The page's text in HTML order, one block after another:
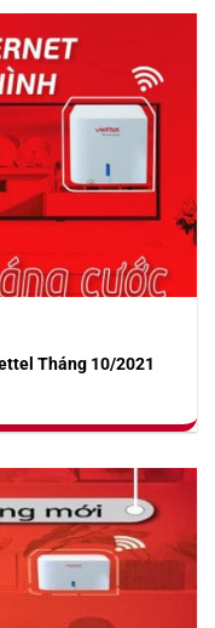
Tháng 10/2021